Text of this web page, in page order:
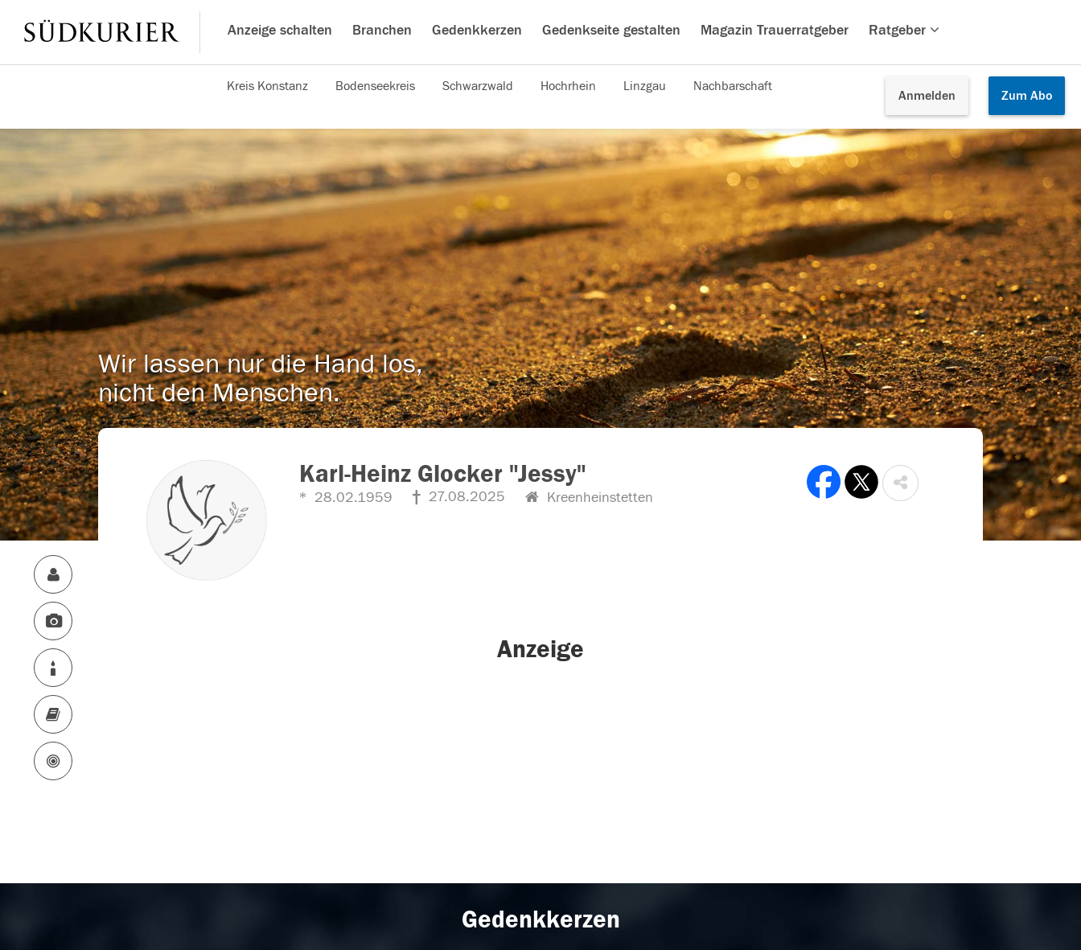
Anzeige schalten Branchen Gedenkkerzen Gedenkseite gestalten Magazin Trauerratgeber Ratgeber
Anmelden Zum Abo
Kreis Konstanz Bodenseekreis Schwarzwald Hochrhein Linzgau Nachbarschaft
Wir lassen nur die Hand los,
nicht den Menschen.
Karl-Heinz Glocker "Jessy"
28.02.1959 27.08.2025 Kreenheinstetten
Anzeige
Gedenkkerzen